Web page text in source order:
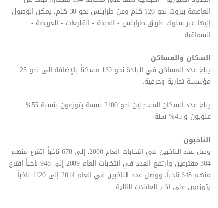
العاصمة بيروت نحو 120 كلم وعن طرابلس نحو 30 كلم، يمكن الوصول
إليها عبر سلوك طريق طرابلس - العبدة - القليعات - العريضة -
السماقية.
السكان والمساكن
يبلغ عدد المساكن في البلدة نحو 130 مسكناً بالإضافة إلى نحو 25
مؤسسة تجارية وحرفية.
يبلغ عدد السكان المسجلين نحو 2100 نسمة يتوزعون بنسبة 55%
علويون و 45% سنة.
الناخبون
وصل عدد الناخبين في انتخابات العام 2000، إلى 678 ناخباً اقترع منهم
304 مقترعين وارتفع العدد في انتخابات العام 2009 إلى 948 ناخباً اقترع
منهم 648 ناخباً، ووصل عدد الناخبين في العام 2014 إلى 1120 ناخباً
يتوزعون على اكبر العائلات التالية: